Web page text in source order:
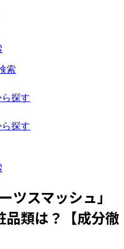
索
探す
探す
ツスマッシュ 」
品類は？【成分徹